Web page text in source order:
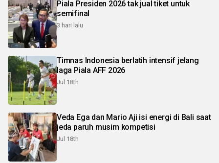
Piala Presiden 2026 tak jual tiket untuk
semifinal
3 hari lalu
Timnas Indonesia berlatih intensif jelang
laga Piala AFF 2026
Jul 18th
Veda Ega dan Mario Aji isi energi di Bali saat
jeda paruh musim kompetisi
Jul 18th